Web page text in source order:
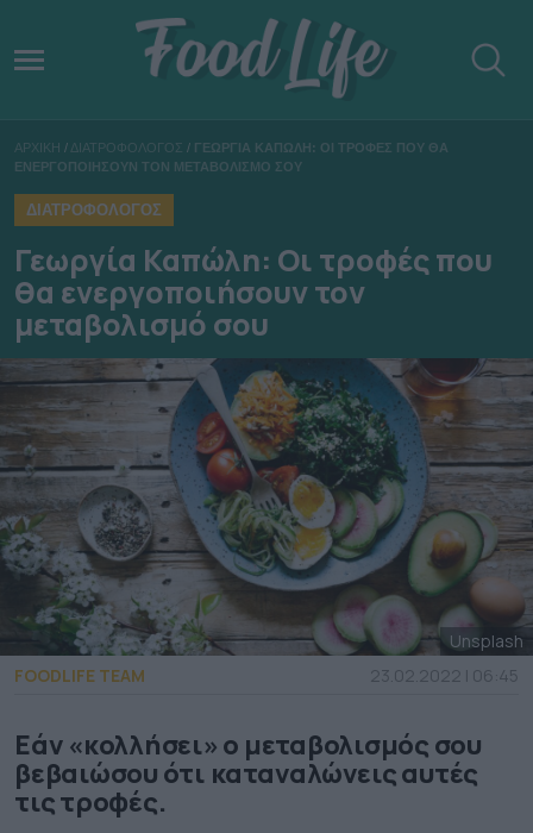
ΑΡΧΙΚΗ / ΔΙΑΤΡΟΦΟΛΟΓΟΣ / ΓΕΩΡΓΙΑ ΚΑΠΩΛΗ: ΟΙ ΤΡΟΦΕΣ ΠΟΥ ΘΑ
ΕΝΕΡΓΟΠΟΙΗΣΟΥΝ ΤΟΝ ΜΕΤΑΒΟΛΙΣΜΟ ΣΟΥ
ΔΙΑΤΡΟΦΟΛΟΓΟΣ
Γεωργία Καπώλη: Οι τροφές που
θα ενεργοποιήσουν τον
μεταβολισμό σου
Unsplash
FOODLIFE TEAM
23.02.2022 | 06:45
Eάν «κολλήσει» ο μεταβολισμός σου
βεβαιώσου ότι καταναλώνεις αυτές
τις τροφές.